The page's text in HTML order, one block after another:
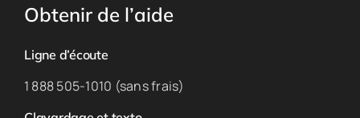
Obtenir de l’aide
Ligne d’écoute
1 888 505-1010 (sans frais)